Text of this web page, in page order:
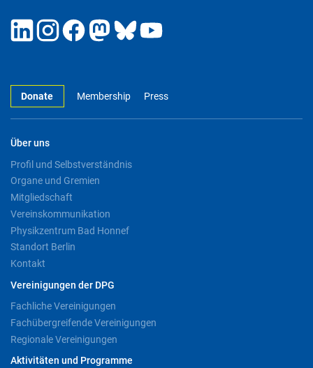
Donate Membership Press
Über uns
Profil und Selbstverständnis
Organe und Gremien
Mitgliedschaft
Vereinskommunikation
Physikzentrum Bad Honnef
Standort Berlin
Kontakt
Vereinigungen der DPG
Fachliche Vereinigungen
Fachübergreifende Vereinigungen
Regionale Vereinigungen
Aktivitäten und Programme